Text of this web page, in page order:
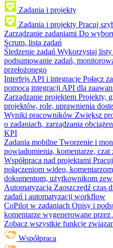
Zadania i projekty
Zadania i projekty Pracuj
Zarządzanie zadaniami Do
Scrum, lista zadań
Śledzenie zadań Wykorzystaj
podsumowanie zadań,
przełożonego
Interfejs API i integracje Połącz
pomocą integracji API dla
Zarządzanie projektem Projekty,
projektów, role, uprawnienia
Wyniki pracowników Zwiększ
o zadaniach, zarządzania
KPI
Zadania mobilne Tworzenie i
powiadomienia, komentarze, czat
Współpraca nad projektami
połączeniom wideo,
dokumentom, użytkownikom
Automatyzacja Zaoszczędź czas
zadań i automatyzacji workflow
CoPilot w zadaniach Opisy i
komentarze wygenerowane
Zobacz wszystkie funkcje
Współpraca